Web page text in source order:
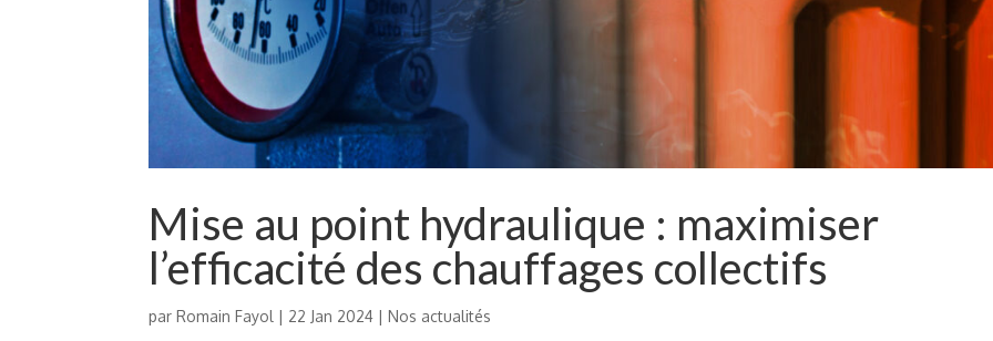
Mise au point hydraulique : maximiser
l’efficacité des chauffages collectifs
parRomain Fayol | 22 Jan 2024 |Nos actualités